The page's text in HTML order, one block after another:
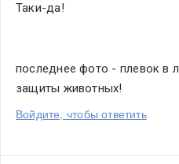
Таки-да!
последнее фото - плевок в
защиты животных!
Войдите, чтобы ответить